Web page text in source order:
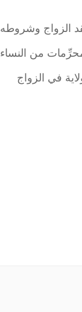
الزواج وشروطه
من النساء
في الزواج